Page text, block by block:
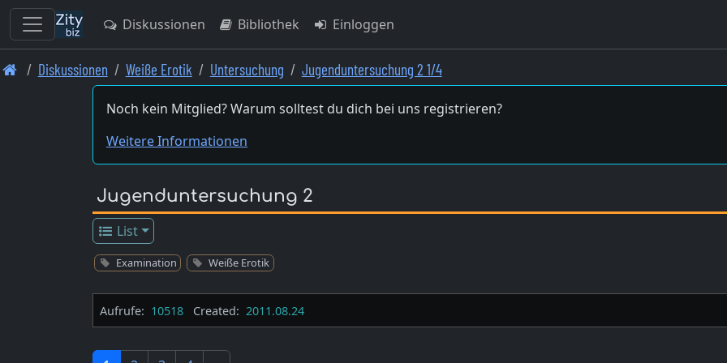
Skip
Diskussionen Bibliothek Einloggen
Diskussionen Weiße Erotik Untersuchung Jugenduntersuchung 2 1/4
Noch kein Mitglied? Warum solltest du dich bei uns registrieren?
Weitere Informationen
Jugenduntersuchung 2
List
Examination Weiße Erotik
Aufrufe: 10518 Created: 2011.08.24